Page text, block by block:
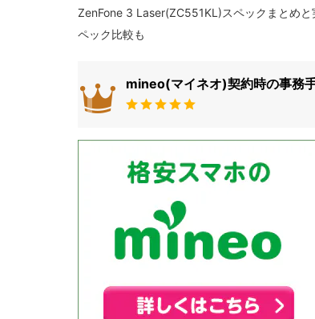
ZenFone 3 Laser(ZC551KL)スペックまとめ
ペック比較も
mineo(マイネオ)契約時の事務